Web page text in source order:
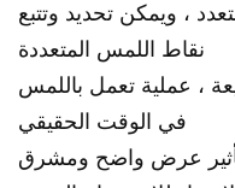
، ويمكن تحديد وتتبع
نقاط اللمس المتعددة
، عملية تعمل باللمس
في الوقت الحقيقي
تأثير عرض واضح ومشرق